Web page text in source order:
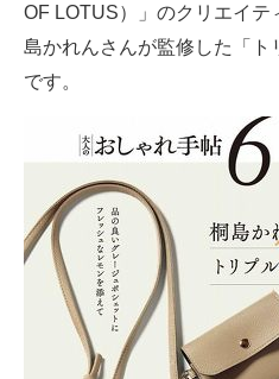
OF LOTUS）」のクリエイテ
島かれんさんが監修した「ト
です。